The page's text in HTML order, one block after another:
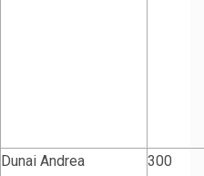
Dunai Andrea 300